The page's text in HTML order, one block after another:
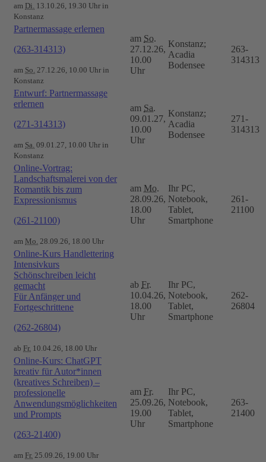
am Di. 13.10.26, 19.30 Uhr in
Konstanz
Partnermassage erlernen
(263-314313)
am So. 27.12.26, 10.00 Uhr in
Konstanz
am So.
27.12.26,
10.00
Uhr
Konstanz;
Acadia
Bodensee
263-
314313
Entwurf: Partnermassage
erlernen
(271-314313)
am Sa. 09.01.27, 10.00 Uhr in
Konstanz
am Sa.
09.01.27,
10.00
Uhr
Konstanz;
Acadia
Bodensee
271-
314313
Online-Vortrag:
Landschaftsmalerei von der
Romantik bis zum
Expressionismus
(261-21100)
am Mo. 28.09.26, 18.00 Uhr
am Mo.
28.09.26,
18.00
Uhr
Ihr PC,
Notebook,
Tablet,
Smartphone
261-
21100
Online-Kurs Handlettering
Intensivkurs
Schönschreiben leicht
gemacht
Für Anfänger und
Fortgeschrittene
(262-26804)
ab Fr. 10.04.26, 18.00 Uhr
ab Fr.
10.04.26,
18.00
Uhr
Ihr PC,
Notebook,
Tablet,
Smartphone
262-
26804
Online-Kurs: ChatGPT
kreativ für Autor*innen
(kreatives Schreiben) –
professionelle
Anwendungsmöglichkeiten
und Prompts
(263-21400)
am Fr. 25.09.26, 19.00 Uhr
am Fr.
25.09.26,
19.00
Uhr
Ihr PC,
Notebook,
Tablet,
Smartphone
263-
21400